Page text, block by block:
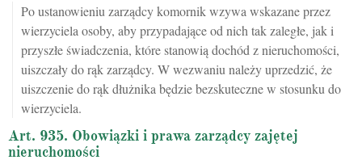
Po ustanowieniu zarządcy komornik wzywa wskazane przez
wierzyciela osoby, aby przypadające od nich tak zaległe, jak i
przyszłe świadczenia, które stanowią dochód z nieruchomości,
uiszczały do rąk zarządcy. W wezwaniu należy uprzedzić, że
uiszczenie do rąk dłużnika będzie bezskuteczne w stosunku do
wierzyciela.
Art. 935. Obowiązki i prawa zarządcy zajętej
nieruchomości